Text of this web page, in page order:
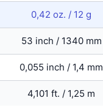
0,42 oz. / 12 g
53 inch / 1340 mm
0,055 inch / 1,4 mm
4,101 ft. / 1,25 m